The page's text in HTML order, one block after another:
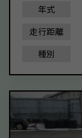
年式
走行距離
種別